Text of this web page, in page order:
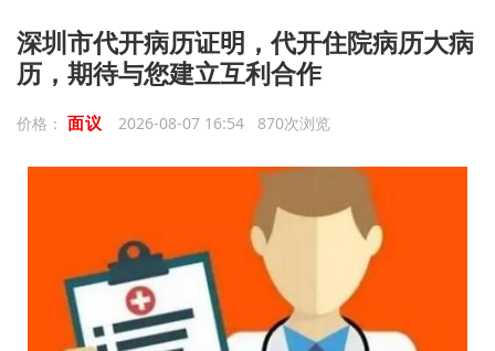
深圳市代开病历证明，代开住院病历大病
历，期待与您建立互利合作
价格： 面议 2026-08-07 16:54 870次浏览